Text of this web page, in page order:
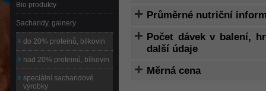
Průměrné nutriční
Počet dávek v balení,
další údaje
Měrná cena
Bio produkty
Sacharidy, gainery
do 20% proteinů, bílkovin
nad 20% proteinů, bílkovin
speciální sacharidové
výrobky